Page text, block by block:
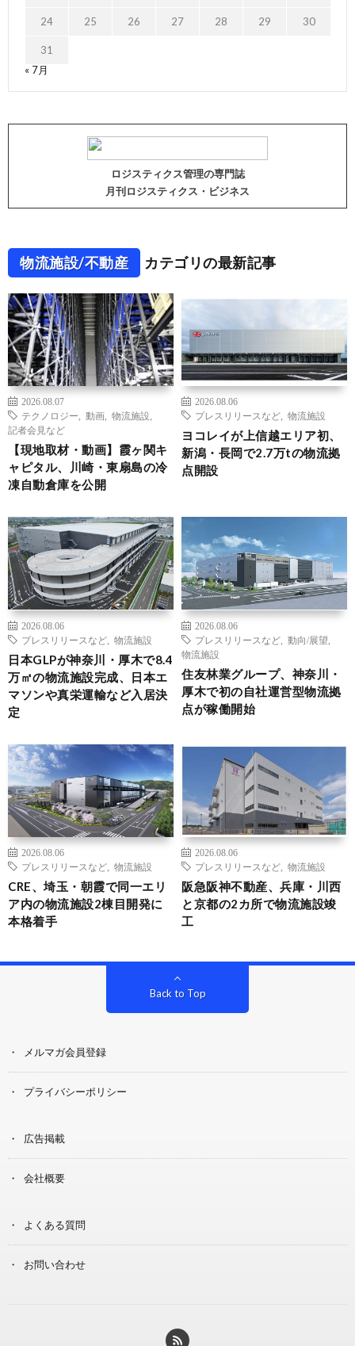
24 25 26 27 28 29 30
31
« 7月
ロジスティクス管理の専門誌
月刊ロジスティクス・ビジネス
物流施設/不動産 カテゴリの最新記事
2026.08.07
テクノロジー
動画 物流施設
記者会見など
【現地取材・動画】霞ヶ関キ
ャピタル、川崎・東扇島の冷
凍自動倉庫を公開
2026.08.06
プレスリリースなど
物流施設
ヨコレイが上信越エリア初、
新潟・長岡で2.7万tの物流拠
点開設
2026.08.06
プレスリリースなど
物流施設
日本GLPが神奈川・厚木で8.4
万㎡の物流施設完成、日本エ
マソンや真栄運輸など入居決
定
2026.08.06
プレスリリースなど
動向/展望
物流施設
住友林業グループ、神奈川・
厚木で初の自社運営型物流拠
点が稼働開始
2026.08.06
プレスリリースなど
物流施設
CRE、埼玉・朝霞で同一エリ
ア内の物流施設2棟目開発に
本格着手
2026.08.06
プレスリリースなど
物流施設
阪急阪神不動産、兵庫・川西
と京都の2カ所で物流施設竣
工
Back to Top
メルマガ会員登録
プライバシーポリシー
広告掲載
会社概要
よくある質問
お問い合わせ